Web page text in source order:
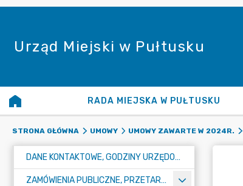
Urząd Miejski w Pułtusku
RADA MIEJSKA W PUŁTUSKU
STRONA GŁÓWNA UMOWY UMOWY ZAWARTE W 2024R.
DANE KONTAKTOWE, GODZINY URZĘDOWANIA I NUMER KONTA BANKOWEGO
ZAMÓWIENIA PUBLICZNE, PRZETARGI, KONKURSY